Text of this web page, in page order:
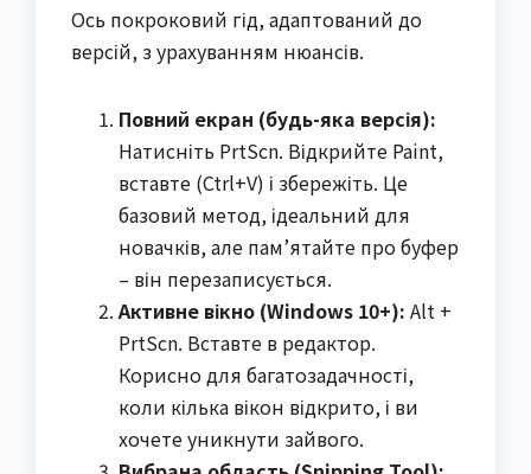
Ось покроковий гід, адаптований до
версій, з урахуванням нюансів.
Повний екран (будь-яка версія):
Натисніть PrtScn. Відкрийте Paint,
вставте (Ctrl+V) і збережіть. Це
базовий метод, ідеальний для
новачків, але пам’ятайте про буфер
– він перезаписується.
Активне вікно (Windows 10+): Alt +
PrtScn. Вставте в редактор.
Корисно для багатозадачності,
коли кілька вікон відкрито, і ви
хочете уникнути зайвого.